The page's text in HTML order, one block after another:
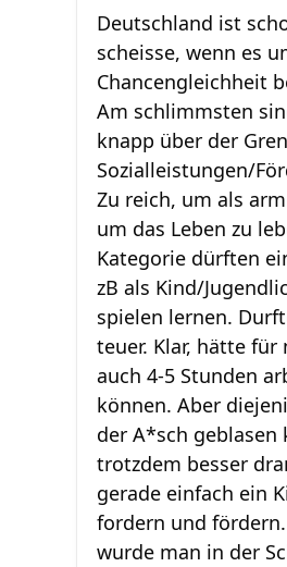
Deutschland ist
scheisse, wenn es
Chancengleichheit
Am schlimmsten
knapp über der
Sozialleistungen/
Zu reich, um als
um das Leben zu
Kategorie dürften
zB als Kind/
spielen lernen.
teuer. Klar, hätte
auch 4-5 Stunden
können. Aber
der A*sch geblasen
trotzdem besser
gerade einfach ein
fordern und
wurde man in der